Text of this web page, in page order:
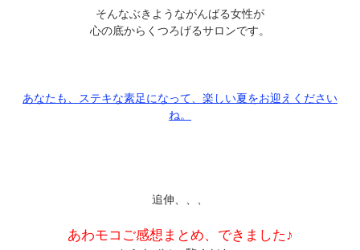
そんなぶきようながんばる女性が
心の底からくつろげるサロンです。
あなたも、ステキな素足になって、楽しい夏をお迎えください
ね。
追伸、、、
あわモコご感想まとめ、できました♪